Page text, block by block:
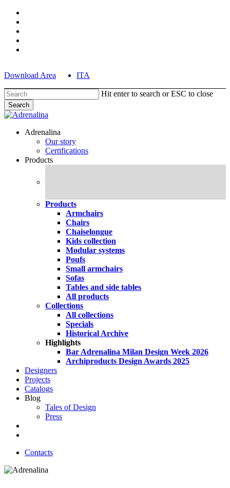
Skip
main
content
Download Area ITA
Hit enter to search or ESC to close
Search
Close
search
Menu
Adrenalina
Our story
Certifications
Products
Products
Armchairs
Chairs
Chaiselongue
Kids collection
Modular systems
Poufs
Small armchairs
Sofas
Tables and side tables
All products
Collections
All collections
Specials
Historical Archive
Highlights
Bar Adrenalina Milan Design Week 2026
Archiproducts Design Awards 2025
Designers
Projects
Catalogs
Blog
Tales of Design
Press
Contacts